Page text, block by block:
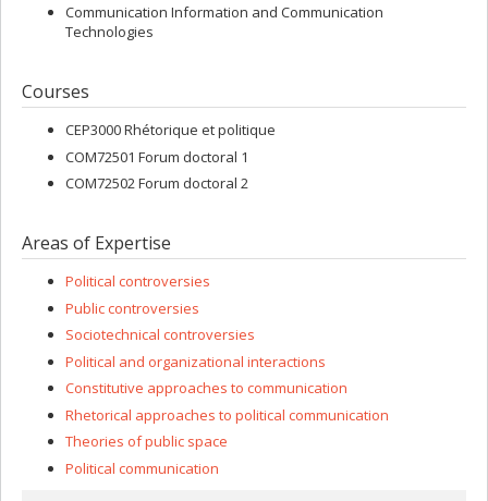
Communication Information and Communication
Technologies
Courses
CEP3000 Rhétorique et politique
COM72501 Forum doctoral 1
COM72502 Forum doctoral 2
Areas of Expertise
Political controversies
Public controversies
Sociotechnical controversies
Political and organizational interactions
Constitutive approaches to communication
Rhetorical approaches to political communication
Theories of public space
Political communication